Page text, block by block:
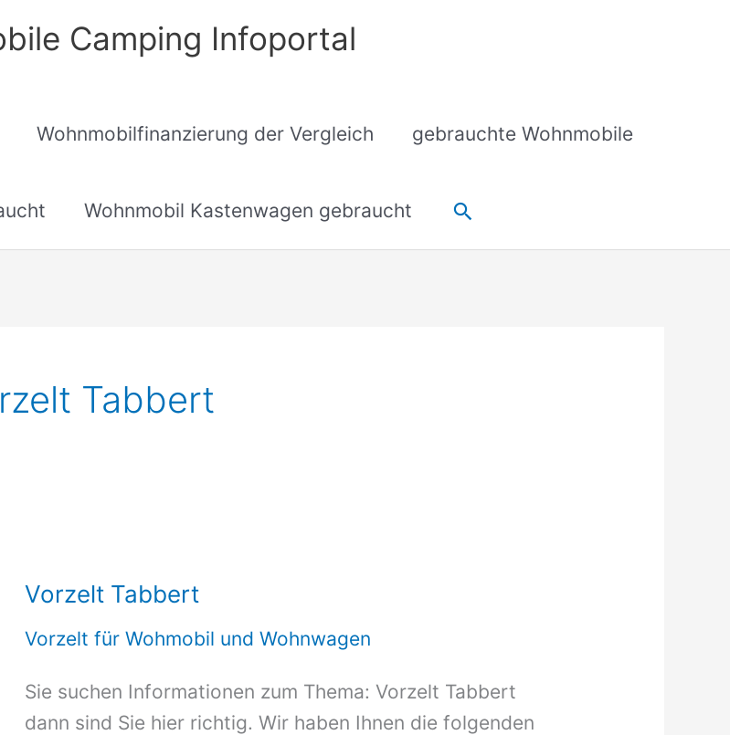
Camping Infoportal
Wohnmobilfinanzierung der Vergleich gebrauchte Wohnmobile
Wohnmobil Kastenwagen gebraucht Suchen
Tabbert
Vorzelt Tabbert
Vorzelt für Wohmobil und Wohnwagen
Sie suchen Informationen zum Thema: Vorzelt Tabbert
dann sind Sie hier richtig. Wir haben Ihnen die folgenden